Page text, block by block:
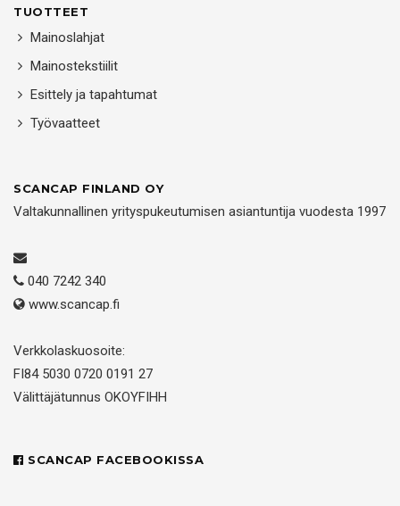
TUOTTEET
Mainoslahjat
Mainostekstiilit
Esittely ja tapahtumat
Työvaatteet
SCANCAP FINLAND OY
Valtakunnallinen yrityspukeutumisen asiantuntija vuodesta 1997
040 7242 340
www.scancap.fi
Verkkolaskuosoite:
FI84 5030 0720 0191 27
Välittäjätunnus OKOYFIHH
SCANCAP FACEBOOKISSA